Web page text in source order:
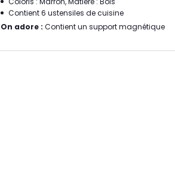
Contient 6 ustensiles de cuisine
On adore : Contient un support magnétique